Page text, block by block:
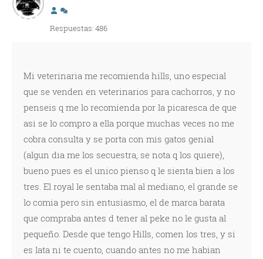
Respuestas: 486
Mi veterinaria me recomienda hills, uno especial
que se venden en veterinarios para cachorros, y no
penseis q me lo recomienda por la picaresca de que
asi se lo compro a ella porque muchas veces no me
cobra consulta y se porta con mis gatos genial
(algun dia me los secuestra, se nota q los quiere),
bueno pues es el unico pienso q le sienta bien a los
tres. El royal le sentaba mal al mediano, el grande se
lo comia pero sin entusiasmo, el de marca barata
que compraba antes d tener al peke no le gusta al
pequeño. Desde que tengo Hills, comen los tres, y si
es lata ni te cuento, cuando antes no me habian